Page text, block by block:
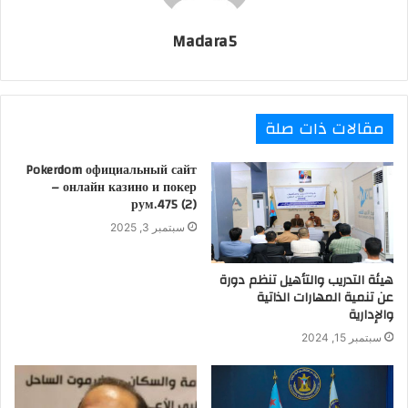
Madara5
مقالات ذات صلة
هيئة التدريب والتأهيل تنظم دورة
عن تنمية المهارات الذاتية
والإدارية
سبتمبر 15, 2024
Pokerdom официальный сайт
– онлайн казино и покер
рум.475 (2)
سبتمبر 3, 2025